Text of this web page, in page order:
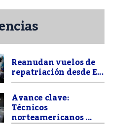
Reanudan vuelos de
repatriación desde E...
Avance clave:
Técnicos
norteamericanos ...